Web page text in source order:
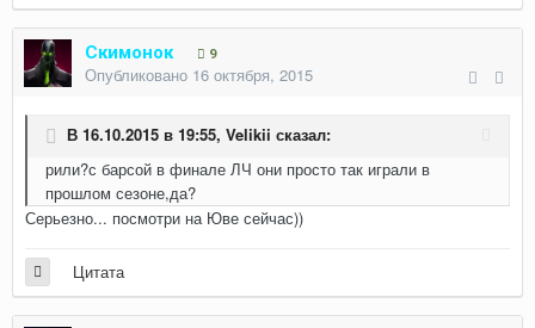
Скимонок 9
Опубликовано 16 октября, 2015
В 16.10.2015 в 19:55, Velikii сказал:
рили?с барсой в финале ЛЧ они просто так играли в
прошлом сезоне,да?
Серьезно... посмотри на Юве сейчас))
Цитата